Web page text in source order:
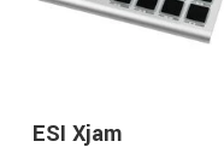
ESI Xjam